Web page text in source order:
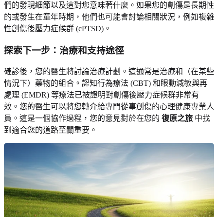
們的發現細節以及這對您意味著什麼。如果您的創傷是長期性
的或發生在童年時期，他們也可能會討論相關狀況，例如複雜
性創傷後壓力症候群 (cPTSD)。
探索下一步：治療和支持途徑
確診後，您的醫生將討論治療計劃。這通常是治療和（在某些
情況下）藥物的組合。認知行為療法 (CBT) 和眼動減敏與再
處理 (EMDR) 等療法已被證明對創傷後壓力症候群非常有
效。您的醫生可以將您轉介給專門從事創傷的心理健康專業人
員。這是一個協作過程，您的意見對於在您的 復原之旅 中找
到適合您的道路至關重要。